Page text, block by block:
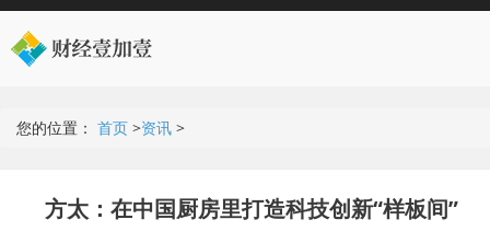
您的位置： 首页 >资讯 >
方太：在中国厨房里打造科技创新“样板间”